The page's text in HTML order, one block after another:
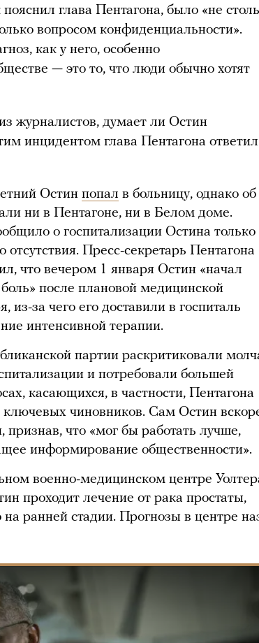
глава Пентагона, было «не
вопросом конфиденциальности».
как у него, особенно
— это то, что люди обычно хотят
журналистов, думает ли Остин
инцидентом глава Пентагона ответил
Остин попал в больницу, однако
ни в Пентагоне, ни в Белом доме.
о госпитализации Остина только
отсутствия. Пресс-секретарь Пентагона
что вечером 1 января Остин «начал
после плановой медицинской
из-за чего его доставили в госпиталь
интенсивной терапии.
партии раскритиковали
и потребовали большей
касающихся, в частности, Пентагона
ключевых чиновников. Сам Остин
признав, что «мог бы работать лучше,
информирование общественности».
военно-медицинском центре
проходит лечение от рака простаты,
на ранней стадии. Прогнозы в центре